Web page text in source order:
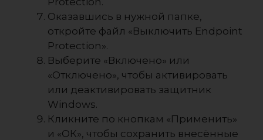
Оказавшись в нужной папке,
откройте файл «Выключить Endpoint
Protection».
Выберите «Включено» или
«Отключено», чтобы активировать
или деактивировать защитник
Windows.
Кликните по кнопкам «Применить»
и «ОК», чтобы сохранить внесённые